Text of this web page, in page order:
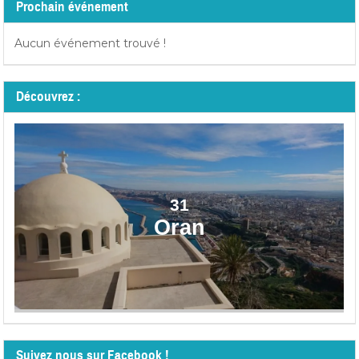
Prochain événement
Aucun événement trouvé !
Découvrez :
31
Oran